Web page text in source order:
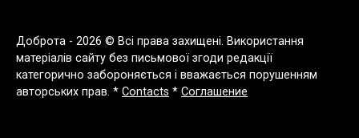
Доброта - 2026 © Всі права захищені. Використання
матеріалів сайту без письмової згоди редакції
категорично забороняється і вважається порушенням
авторських прав. * Contacts * Соглашение